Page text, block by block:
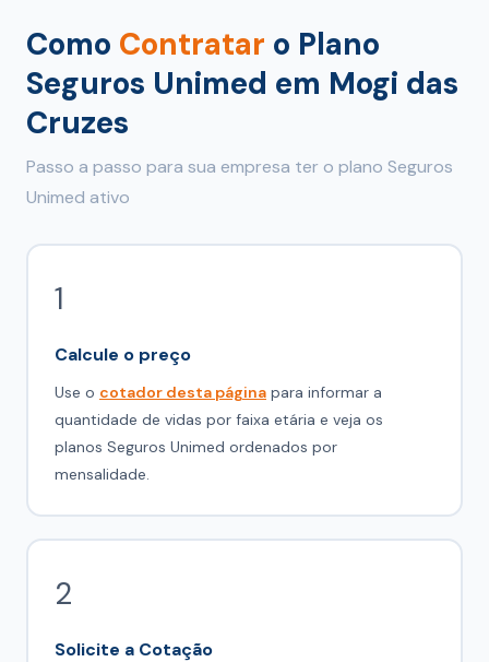
Como Contratar o Plano
Seguros Unimed em Mogi das
Cruzes
Passo a passo para sua empresa ter o plano Seguros
Unimed ativo
1
Calcule o preço
Use o cotador desta página para informar a
quantidade de vidas por faixa etária e veja os
planos Seguros Unimed ordenados por
mensalidade.
2
Solicite a Cotação